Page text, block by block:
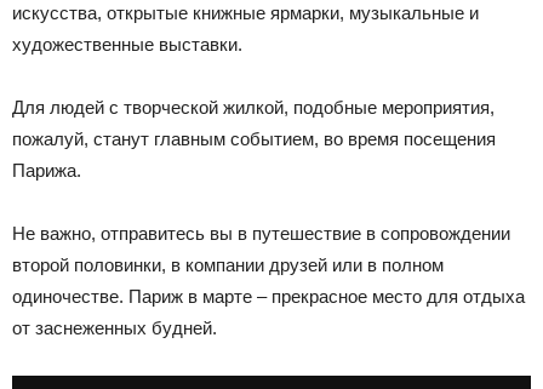
искусства, открытые книжные ярмарки, музыкальные и
художественные выставки.
Для людей с творческой жилкой, подобные мероприятия,
пожалуй, станут главным событием, во время посещения
Парижа.
Не важно, отправитесь вы в путешествие в сопровождении
второй половинки, в компании друзей или в полном
одиночестве. Париж в марте – прекрасное место для отдыха
от заснеженных будней.